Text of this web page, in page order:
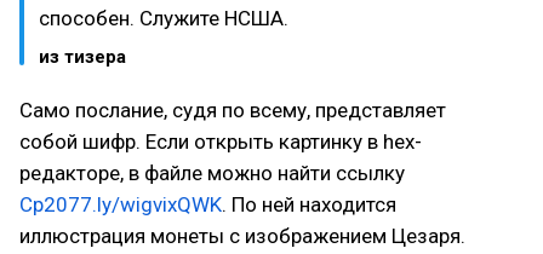
способен. Служите НСША.
из тизера
Само послание, судя по всему, представляет
собой шифр. Если открыть картинку в hex-
редакторе, в файле можно найти ссылку
Cp2077.ly/wigvixQWK. По ней находится
иллюстрация монеты с изображением Цезаря.